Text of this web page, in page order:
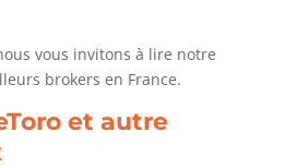
vous invitons à lire notre
brokers en France.
et autre